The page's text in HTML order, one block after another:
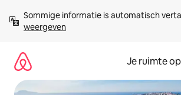
direct
naar
Sommige informatie is automatisch
weergeven
Je ruimte